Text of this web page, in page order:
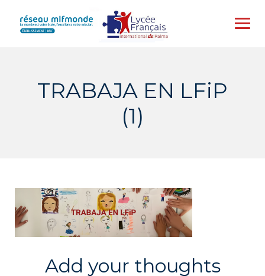
content
TRABAJA EN LFiP
(1)
Add your thoughts